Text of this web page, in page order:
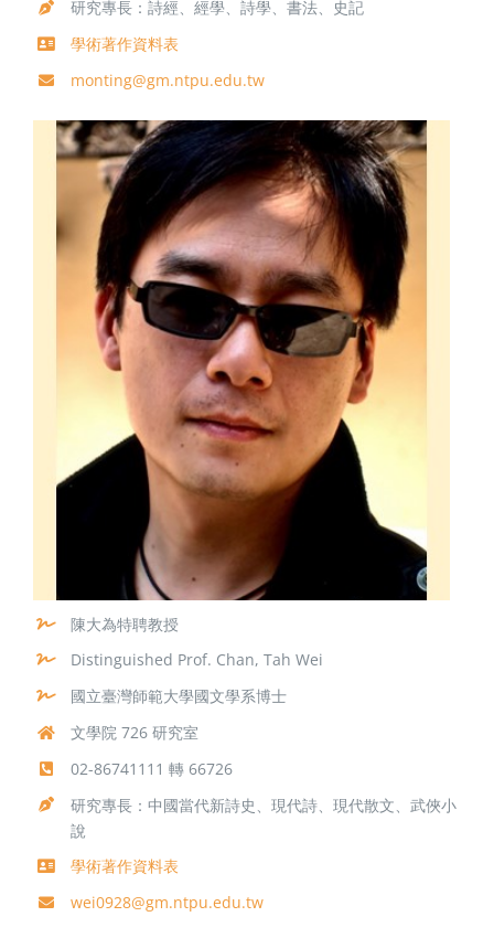
研究專長：詩經、經學、詩學、書法、史記
學術著作資料表
monting@gm.ntpu.edu.tw
陳大為特聘教授
Distinguished Prof. Chan, Tah Wei
國立臺灣師範大學國文學系博士
文學院 726 研究室
02-86741111 轉 66726
研究專長：中國當代新詩史、現代詩、現代散文、武俠小
說
學術著作資料表
wei0928@gm.ntpu.edu.tw